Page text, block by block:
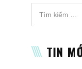
TIN